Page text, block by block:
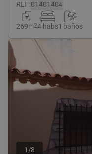
REF:01401404
269m24 habs1 baños
1 /8